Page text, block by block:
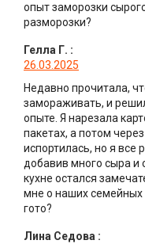
опыт заморозки
разморозки?
Гелла Г. :
26.03.2025
Недавно прочитала,
замораживать, и
опыте. Я нарезала
пакетах, а потом
испортилась, но я все
добавив много сыра и
кухне остался
мне о наших семейных
гото?
Лина Седова :